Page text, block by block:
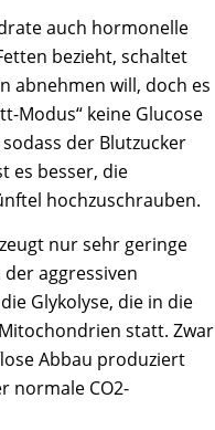
auch hormonelle
bezieht, schaltet
abnehmen will, doch es
Modus“ keine Glucose
der Blutzucker
es besser, die
hochzuschrauben.
nur sehr geringe
aggressiven
Glykolyse, die in die
statt. Zwar
Abbau produziert
normale CO2-